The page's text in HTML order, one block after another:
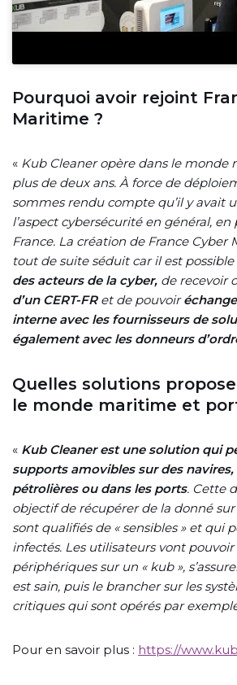
Pourquoi avoir rejoint
Maritime ?
« Kub Cleaner opère dans le monde
plus de deux ans. À force de
sommes rendu compte qu’il y avait
l’aspect cybersécurité en général,
France. La création de France Cyber
tout de suite séduit car il est possible
des acteurs de la cyber, de recevoir
d’un CERT-FR et de pouvoir
interne avec les fournisseurs de
également avec les donneurs
Quelles solutions
le monde maritime et
« Kub Cleaner est une solution qui
supports amovibles sur des
pétrolières ou dans les ports. Cette
objectif de récupérer de la donné
sont qualifiés de « sensibles » et qui
infectés. Les utilisateurs vont
périphériques sur un « kub »,
est sain, puis le brancher sur les
critiques qui sont opérés par
Pour en savoir plus : https://